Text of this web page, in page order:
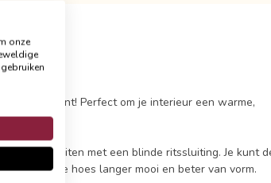
luipaard print! Perfect om je interieur een warme,
af te sluiten met een blinde ritssluiting. Je kunt
zo blijft de hoes langer mooi en beter van vorm.
onze